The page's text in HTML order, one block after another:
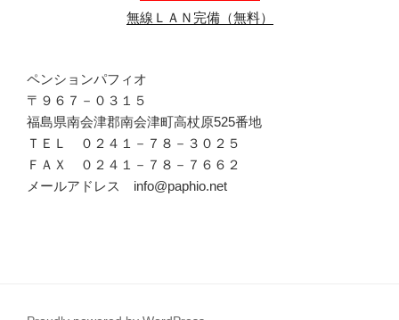
無線ＬＡＮ完備（無料）
ペンションパフィオ
〒９６７－０３１５
福島県南会津郡南会津町高杖原525番地
ＴＥＬ ０２４１－７８－３０２５
ＦＡＸ ０２４１－７８－７６６２
メールアドレス info@paphio.net